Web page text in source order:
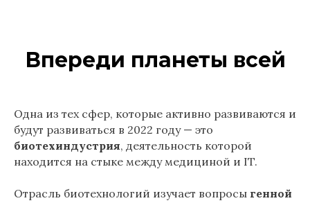
Впереди планеты всей
Одна из тех сфер, которые активно развиваются и
будут развиваться в 2022 году — это
биотехиндустрия, деятельность которой
находится на стыке между медициной и IT.
Отрасль биотехнологий изучает вопросы генной